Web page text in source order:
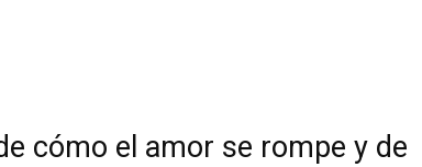
cómo el amor se rompe y de